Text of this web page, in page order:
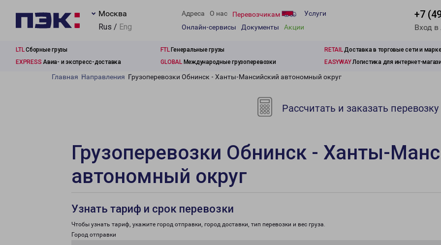
Москва
Rus / Eng
Адреса О нас Перевозчикам
Услуги
Онлайн-сервисы
Документы Акции
+7
Вход
LTLСборные грузы FTLГенеральные грузы RETAILДоставка в торговые сети и
EXPRESS Авиа- и экспресс-доставка GLOBALМеждународные грузоперевозки EASYWAYЛогистика для интернет-
Главная Направления Грузоперевозки Обнинск - Ханты-Мансийский автономный округ
Рассчитать и заказать перевозку
Грузоперевозки Обнинск - Ханты-
автономный округ
Узнать тариф и срок перевозки
Чтобы узнать тариф, укажите город отправки, город доставки, тип перевозки и вес груза.
Город отправки